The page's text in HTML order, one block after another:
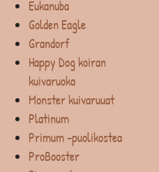
Eukanuba
Golden Eagle
Grandorf
Happy Dog koiran
kuivaruoka
Monster kuivaruuat
Platinum
Primum -puolikostea
ProBooster